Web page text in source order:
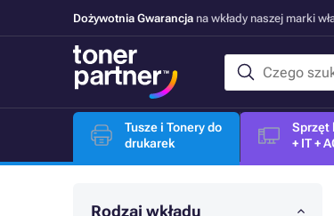
Dożywotnia Gwarancja na wkłady naszej marki
Tusze i Tonery do
drukarek
Sprzęt
+ IT +
Rodzaj wkładu